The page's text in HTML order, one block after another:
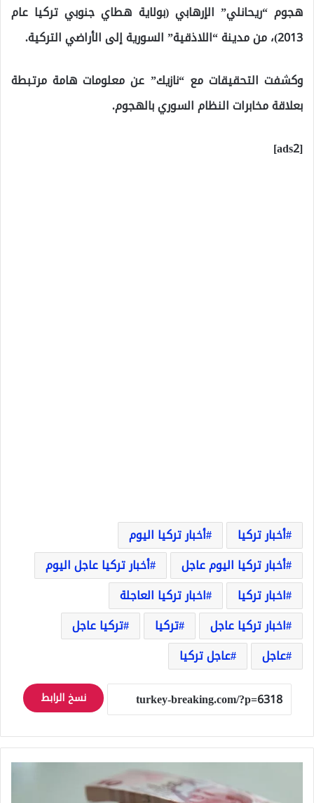
هجوم “ريحانلي” الإرهابي (بولاية هطاي جنوبي تركيا عام
2013)، من مدينة “اللاذقية” السورية إلى الأراضي التركية.
وكشفت التحقيقات مع “نازيك” عن معلومات هامة مرتبطة
بعلاقة مخابرات النظام السوري بالهجوم.
[ads2]
أخبار تركيا
أخبار تركيا اليوم
أخبار تركيا اليوم عاجل
أخبار تركيا عاجل اليوم
اخبار تركيا
اخبار تركيا العاجلة
اخبار تركيا عاجل
تركيا
تركيا عاجل
عاجل
عاجل تركيا
نسخ الرابط